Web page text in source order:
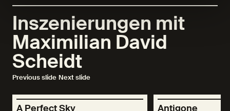
Inszenierungen mit
Maximilian David
Scheidt
Previous slide Next slide
A Perfect Sky Antigone